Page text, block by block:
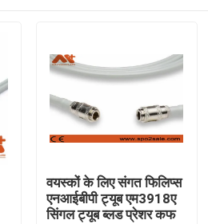
वयस्कों के लिए संगत फिलिप्स
एनआईबीपी ट्यूब एम3918ए
सिंगल ट्यूब ब्लड प्रेशर कफ